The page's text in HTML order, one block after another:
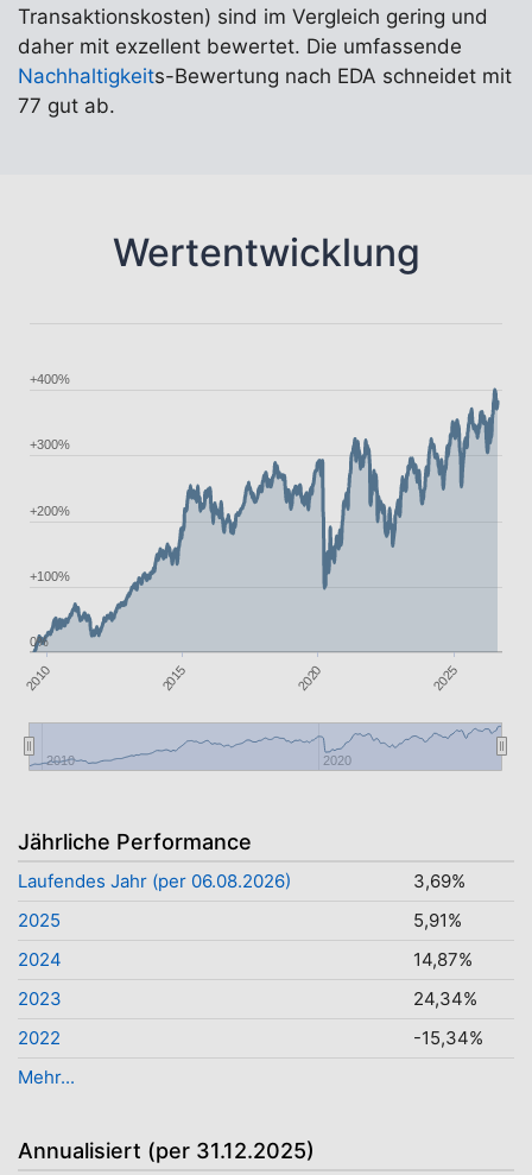
Transaktionskosten) sind im Vergleich gering und
daher mit exzellent bewertet. Die umfassende
Nachhaltigkeits-Bewertung nach EDA schneidet mit
77 gut ab.
Wertentwicklung
2010 2015 2020 2025
2010 2020
0%
+100%
+200%
+300%
+400%
Jährliche Performance
Laufendes Jahr (per 06.08.2026)
3,69%
2025
5,91%
2024
14,87%
2023
24,34%
2022
-15,34%
Mehr...
Annualisiert (per 31.12.2025)